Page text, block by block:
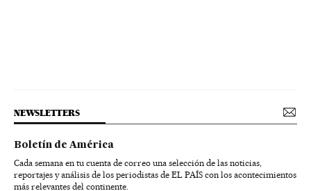
NEWSLETTERS
Boletín de América
Cada semana en tu cuenta de correo una selección de las noticias,
reportajes y análisis de los periodistas de EL PAÍS con los acontecimientos
más relevantes del continente.